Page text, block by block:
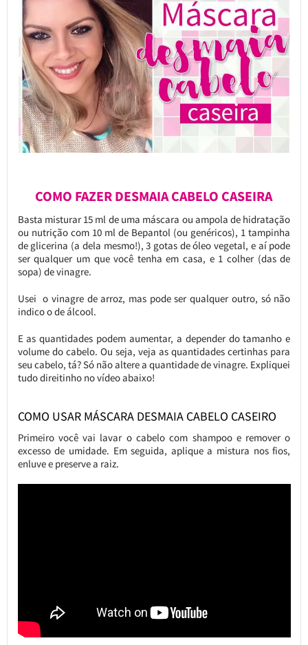
COMO FAZER DESMAIA CABELO CASEIRA
Basta misturar 15 ml de uma máscara ou ampola de hidratação
ou nutrição com 10 ml de Bepantol (ou genéricos), 1 tampinha
de glicerina (a dela mesmo!), 3 gotas de óleo vegetal, e aí pode
ser qualquer um que você tenha em casa, e 1 colher (das de
sopa) de vinagre.
Usei o vinagre de arroz, mas pode ser qualquer outro, só não
indico o de álcool.
E as quantidades podem aumentar, a depender do tamanho e
volume do cabelo. Ou seja, veja as quantidades certinhas para
seu cabelo, tá? Só não altere a quantidade de vinagre. Expliquei
tudo direitinho no vídeo abaixo!
COMO USAR MÁSCARA DESMAIA CABELO CASEIRO
Primeiro você vai lavar o cabelo com shampoo e remover o
excesso de umidade. Em seguida, aplique a mistura nos fios,
enluve e preserve a raiz.